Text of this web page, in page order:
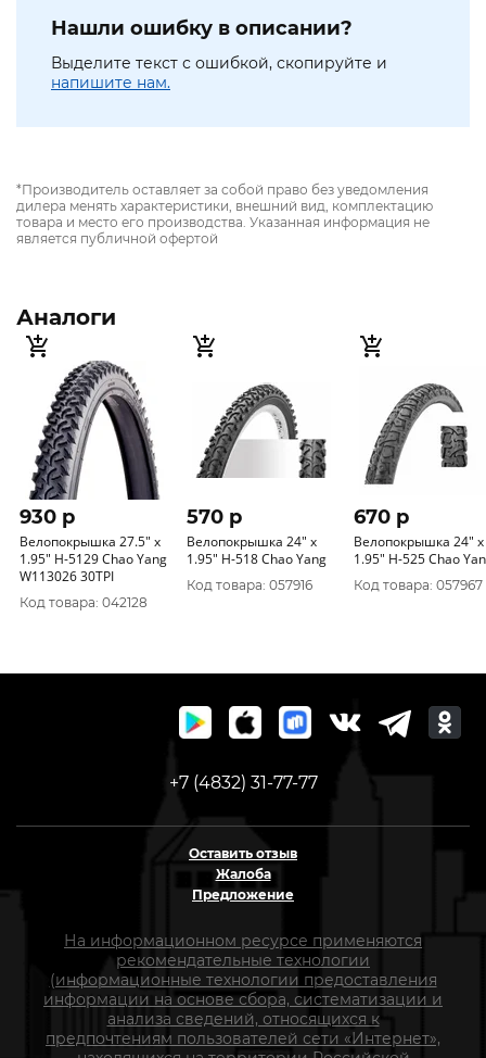
Нашли ошибку в описании?
Выделите текст с ошибкой, скопируйте и
напишите нам.
*Производитель оставляет за собой право без уведомления
дилера менять характеристики, внешний вид, комплектацию
товара и место его производства. Указанная информация не
является публичной офертой
Аналоги
930 p
Велопокрышка 27.5" x
1.95" H-5129 Chao Yang
W113026 30TPI
Код товара: 042128
570 p
Велопокрышка 24" x
1.95" H-518 Chao Yang
Код товара: 057916
670 p
Велопокрышка 24" x
1.95" H-525 Chao
Код товара: 057967
+7 (4832) 31-77-77
Оставить отзыв
Жалоба
Предложение
На информационном ресурсе применяются
рекомендательные технологии
(информационные технологии предоставления
информации на основе сбора, систематизации и
анализа сведений, относящихся к
предпочтениям пользователей сети «Интернет»,